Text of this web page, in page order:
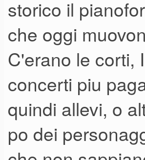
storico il
che oggi
C'erano le corti,
concerti piu
quindi allevi, o
po dei